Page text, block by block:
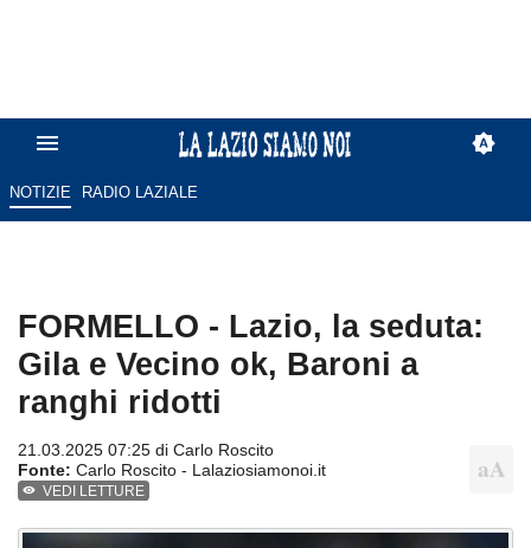
NOTIZIE RADIO LAZIALE
FORMELLO - Lazio, la seduta:
Gila e Vecino ok, Baroni a
ranghi ridotti
21.03.2025 07:25 di Carlo Roscito
Fonte: Carlo Roscito - Lalaziosiamonoi.it
VEDI LETTURE